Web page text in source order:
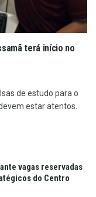
terá início no
de estudo para o
estar atentos.
vagas reservadas
do Centro